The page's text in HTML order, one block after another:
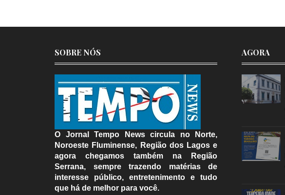
SOBRE NÓS
O Jornal Tempo News circula no Norte,
Noroeste Fluminense, Região dos Lagos e
agora chegamos também na Região
Serrana, sempre trazendo matérias de
interesse público, entretenimento e tudo
que há de melhor para você.
AGORA